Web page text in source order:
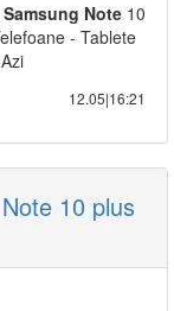
Samsung Note 10
- Tablete
12.05|16:21
10 plus